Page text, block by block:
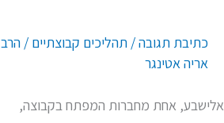
כתיבת תגובה/ תהליכים קבוצתיים / הרב
אריה אטינגר
אלישבע, אחת מחברות המפתח בקבוצה,
הרב